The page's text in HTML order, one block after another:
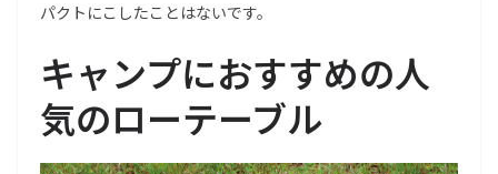
パクトにこしたことはないです。
キャンプにおすすめの人
気のローテーブル